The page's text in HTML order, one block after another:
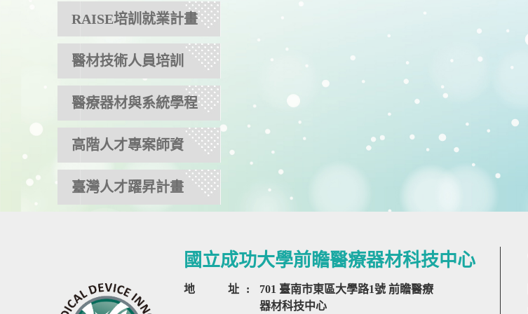
RAISE培訓就業計畫
醫材技術人員培訓
醫療器材與系統學程
高階人才專案師資
臺灣人才躍昇計畫
國立成功大學前瞻醫療器材科技中心
地 址 :
701 臺南市東區大學路1號 前瞻醫療
器材科技中心